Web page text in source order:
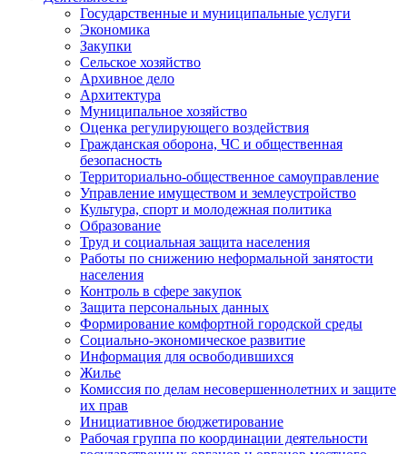
Государственные и муниципальные услуги
Экономика
Закупки
Сельское хозяйство
Архивное дело
Архитектура
Муниципальное хозяйство
Оценка регулирующего воздействия
Гражданская оборона, ЧС и общественная
безопасность
Территориально-общественное самоуправление
Управление имуществом и землеустройство
Культура, спорт и молодежная политика
Образование
Труд и социальная защита населения
Работы по снижению неформальной занятости
населения
Контроль в сфере закупок
Защита персональных данных
Формирование комфортной городской среды
Социально-экономическое развитие
Информация для освободившихся
Жилье
Комиссия по делам несовершеннолетних и защите
их прав
Инициативное бюджетирование
Рабочая группа по координации деятельности